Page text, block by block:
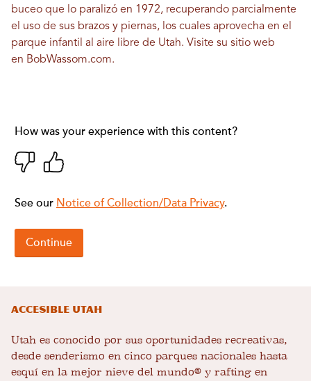
buceo que lo paralizó en 1972, recuperando parcialmente
el uso de sus brazos y piernas, los cuales aprovecha en el
parque infantil al aire libre de Utah. Visite su sitio web
en BobWassom.com.
Accesible Utah
Utah es conocido por sus oportunidades recreativas,
desde senderismo en cinco parques nacionales hasta
esquí en la mejor nieve del mundo® y rafting en